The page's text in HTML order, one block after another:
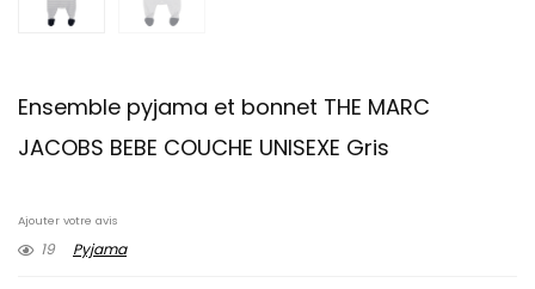
Ensemble pyjama et bonnet THE MARC
JACOBS BEBE COUCHE UNISEXE Gris
Ajouter votre avis
19 Pyjama